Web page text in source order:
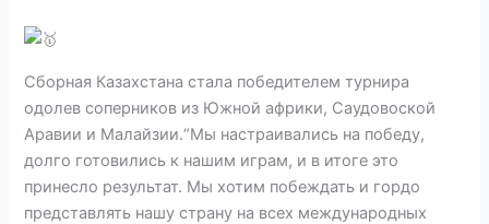
Сборная Казахстана стала победителем турнира
одолев соперников из Южной африки, Саудовоской
Аравии и Малайзии.“Мы настраивались на победу,
долго готовились к нашим играм, и в итоге это
принесло результат. Мы хотим побеждать и гордо
представлять нашу страну на всех международных